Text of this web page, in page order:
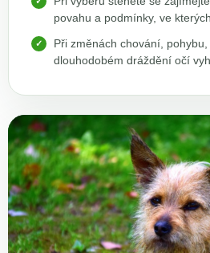
povahu a podmínky, ve
Při změnách chování,
dlouhodobém dráždění očí